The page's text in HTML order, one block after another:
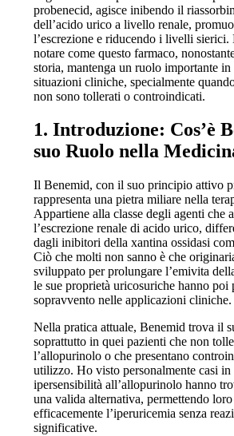
probenecid, agisce inibendo il
dell’acido urico a livello renale,
l’escrezione e riducendo i livelli sierici.
notare come questo farmaco,
storia, mantenga un ruolo importante in
situazioni cliniche, specialmente
non sono tollerati o controindicati.
1. Introduzione: Cos’è
suo Ruolo nella
Il Benemid, con il suo principio attivo
rappresenta una pietra miliare nella
Appartiene alla classe degli agenti che
l’escrezione renale di acido urico,
dagli inibitori della xantina ossidasi
Ciò che molti non sanno è che
sviluppato per prolungare l’emivita
le sue proprietà uricosuriche hanno poi
sopravvento nelle applicazioni cliniche.
Nella pratica attuale, Benemid trova il
soprattutto in quei pazienti che non
l’allopurinolo o che presentano
utilizzo. Ho visto personalmente casi
ipersensibilità all’allopurinolo hanno
una valida alternativa, permettendo
efficacemente l’iperuricemia senza
significative.